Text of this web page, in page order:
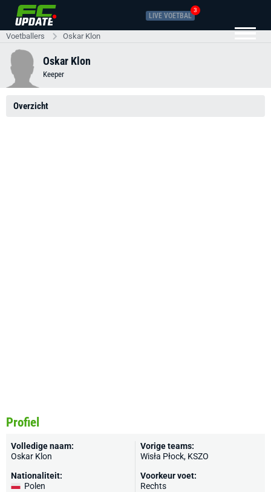
LIVE VOETBAL
3
Voetballers Oskar Klon
Oskar Klon
Keeper
Overzicht
Profiel
Volledige naam:
Oskar Klon
Nationaliteit:
Polen
Vorige teams:
Wisła Płock, KSZO
Voorkeur voet:
Rechts